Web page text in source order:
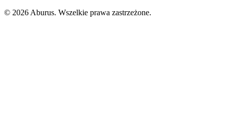
© 2026 Aburus. Wszelkie prawa zastrzeżone.